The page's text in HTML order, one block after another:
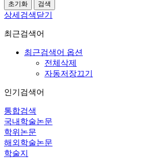
상세검색닫기
최근검색어
최근검색어 옵션
전체삭제
자동저장끄기
인기검색어
통합검색
국내학술논문
학위논문
해외학술논문
학술지